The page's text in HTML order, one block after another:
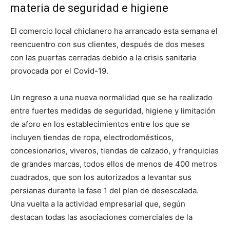
materia de seguridad e higiene
El comercio local chiclanero ha arrancado esta semana el
reencuentro con sus clientes, después de dos meses
con las puertas cerradas debido a la crisis sanitaria
provocada por el Covid-19.
Un regreso a una nueva normalidad que se ha realizado
entre fuertes medidas de seguridad, higiene y limitación
de aforo en los establecimientos entre los que se
incluyen tiendas de ropa, electrodomésticos,
concesionarios, viveros, tiendas de calzado, y franquicias
de grandes marcas, todos ellos de menos de 400 metros
cuadrados, que son los autorizados a levantar sus
persianas durante la fase 1 del plan de desescalada.
Una vuelta a la actividad empresarial que, según
destacan todas las asociaciones comerciales de la